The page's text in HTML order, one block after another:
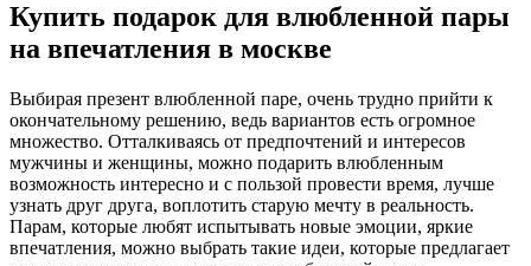
Купить подарок для влюбленной пары
на впечатления в москве
Выбирая презент влюбленной паре, очень трудно прийти к
окончательному решению, ведь вариантов есть огромное
множество. Отталкиваясь от предпочтений и интересов
мужчины и женщины, можно подарить влюбленным
возможность интересно и с пользой провести время, лучше
узнать друг друга, воплотить старую мечту в реальность.
Парам, которые любят испытывать новые эмоции, яркие
впечатления, можно выбрать такие идеи, которые предлагает